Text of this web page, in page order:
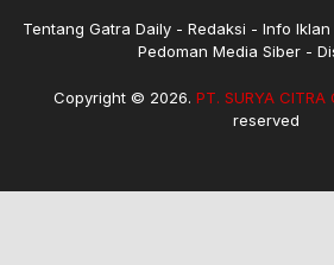
Tentang Gatra Daily Redaksi Info Iklan
Pedoman Media Siber
Copyright © 2026. PT. SURYA CITRA
reserved